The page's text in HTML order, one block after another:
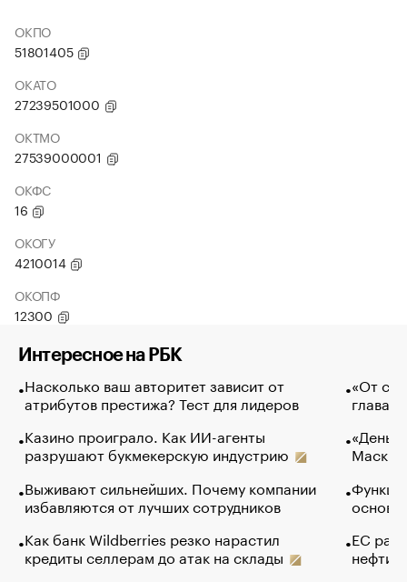
ОКПО
51801405
ОКАТО
27239501000
ОКТМО
27539000001
ОКФС
16
ОКОГУ
4210014
ОКОПФ
12300
Интересное на РБК
Насколько ваш авторитет зависит от
атрибутов престижа? Тест для лидеров
Казино проиграло. Как ИИ-агенты
разрушают букмекерскую индустрию
Выживают сильнейших. Почему компании
избавляются от лучших сотрудников
Как банк Wildberries резко нарастил
кредиты селлерам до атак на склады
«От
глава
Маск в
основ
ЕС
нефти